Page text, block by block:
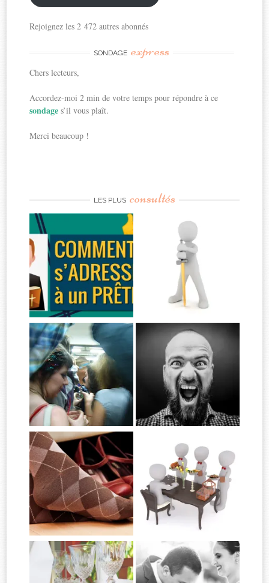
Rejoignez les 2 472 autres abonnés
SONDAGE express
Chers lecteurs,
Accordez-moi 2 min de votre temps pour répondre à ce
sondages’il vous plaît.
Merci beaucoup !
LES PLUS consultés